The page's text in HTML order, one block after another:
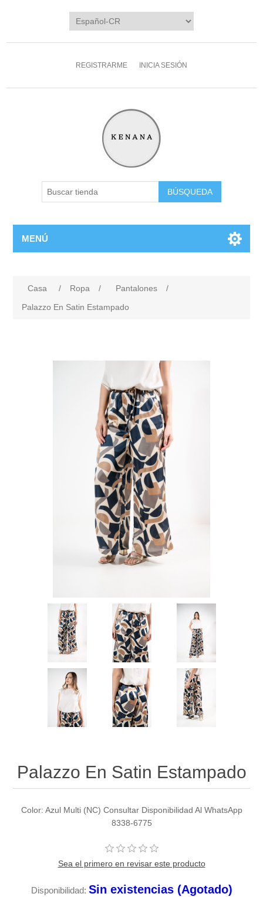
REGISTRARME INICIA SESIÓN
MENÚ
Casa / Ropa / Pantalones
/
Palazzo En Satin Estampado
Palazzo En Satin Estampado
Color: Azul Multi (NC) Consultar Disponibilidad Al WhatsApp
8338-6775
Sea el primero en revisar este producto
Disponibilidad: Sin existencias (Agotado)